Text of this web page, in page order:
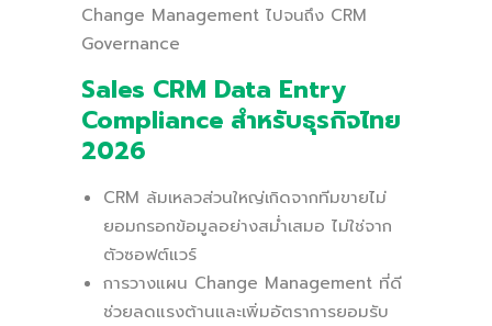
Change Management ไปจนถึง CRM
Governance
Sales CRM Data Entry
Compliance สำหรับธุรกิจไทย
2026
CRM ล้มเหลวส่วนใหญ่เกิดจากทีมขายไม่
ยอมกรอกข้อมูลอย่างสม่ำเสมอ ไม่ใช่จาก
ตัวซอฟต์แวร์
การวางแผน Change Management ที่ดี
ช่วยลดแรงต้านและเพิ่มอัตราการยอมรับ